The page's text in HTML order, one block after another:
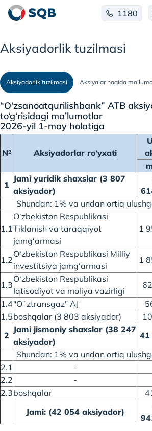
1180
Aksiyadorlik tuzilmasi
Aksiyadorlik tuzilmasi Aksiyalar haqida
“O‘zsanoatqurilishbank” ATB
to‘g‘risidagi ma’lumotlar
2026-yil 1-may holatiga
№ Aksiyadorlar ro‘yxati
1
Jami yuridik shaxslar (3 807
aksiyador)
Shundan: 1% va undan ortiq
1.1
O‘zbekiston Respublikasi
Tiklanish va taraqqiyot
jamg‘armasi
1
1.2
O‘zbekiston Respublikasi Milliy
investitsiya jamg‘armasi
1
1.3
O‘zbekiston Respublikasi
Iqtisodiyot va moliya vazirligi
1.4"Oʻztransgaz" AJ
1.5boshqalar (3 803 aksiyador)
2
Jami jismoniy shaxslar (38 247
aksiyador)
41
Shundan: 1% va undan ortiq
2.1
-
2.2
-
2.3boshqalar
Jami: (42 054 aksiyador)